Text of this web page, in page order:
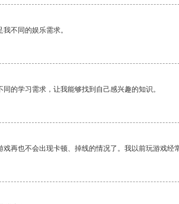
不同的娱乐需求。
的学习需求，让我能够找到自己感兴趣的知识。
再也不会出现卡顿、掉线的情况了。我以前玩游戏经